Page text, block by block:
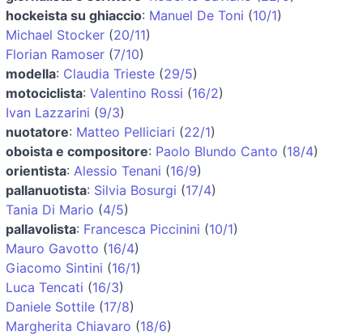
hockeista su ghiaccio: Manuel De Toni (10/1)
Michael Stocker (20/11)
Florian Ramoser (7/10)
modella: Claudia Trieste (29/5)
motociclista: Valentino Rossi (16/2)
Ivan Lazzarini (9/3)
nuotatore: Matteo Pelliciari (22/1)
oboista e compositore: Paolo Blundo Canto (18/4)
orientista: Alessio Tenani (16/9)
pallanuotista: Silvia Bosurgi (17/4)
Tania Di Mario (4/5)
pallavolista: Francesca Piccinini (10/1)
Mauro Gavotto (16/4)
Giacomo Sintini (16/1)
Luca Tencati (16/3)
Daniele Sottile (17/8)
Margherita Chiavaro (18/6)